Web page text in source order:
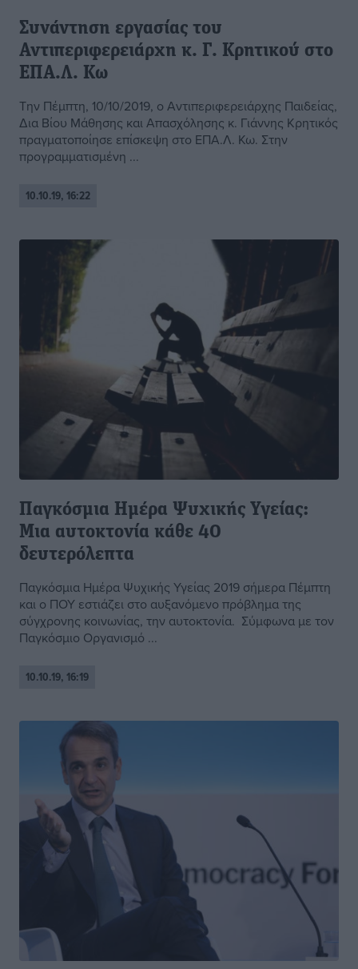
Συνάντηση εργασίας του
Αντιπεριφερειάρχη κ. Γ. Κρητικού στο
ΕΠΑ.Λ. Κω
Την Πέμπτη, 10/10/2019, ο Αντιπεριφερειάρχης Παιδείας,
Δια Βίου Μάθησης και Απασχόλησης κ. Γιάννης Κρητικός
πραγματοποίησε επίσκεψη στο ΕΠΑ.Λ. Κω. Στην
προγραμματισμένη ...
10.10.19, 16:22
Παγκόσμια Ημέρα Ψυχικής Υγείας:
Μια αυτοκτονία κάθε 40
δευτερόλεπτα
Παγκόσμια Ημέρα Ψυχικής Υγείας 2019 σήμερα Πέμπτη
και ο ΠΟΥ εστιάζει στο αυξανόμενο πρόβλημα της
σύγχρονης κοινωνίας, την αυτοκτονία. Σύμφωνα με τον
Παγκόσμιο Οργανισμό ...
10.10.19, 16:19